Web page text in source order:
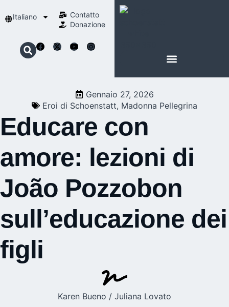
Italiano
Contatto
Donazione
Gennaio 27, 2026
Eroi di Schoenstatt, Madonna Pellegrina
Educare con
amore: lezioni di
João Pozzobon
sull’educazione dei
figli
Karen Bueno / Juliana Lovato